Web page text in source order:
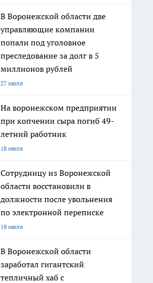
В Воронежской области две
управляющие компании
попали под уголовное
преследование за долг в 5
миллионов рублей
27 июля
На воронежском предприятии
при копчении сыра погиб 49-
летний работник
18 июля
Сотрудницу из Воронежской
области восстановили в
должности после увольнения
по электронной переписке
19 июля
В Воронежской области
заработал гигантский
тепличный хаб с